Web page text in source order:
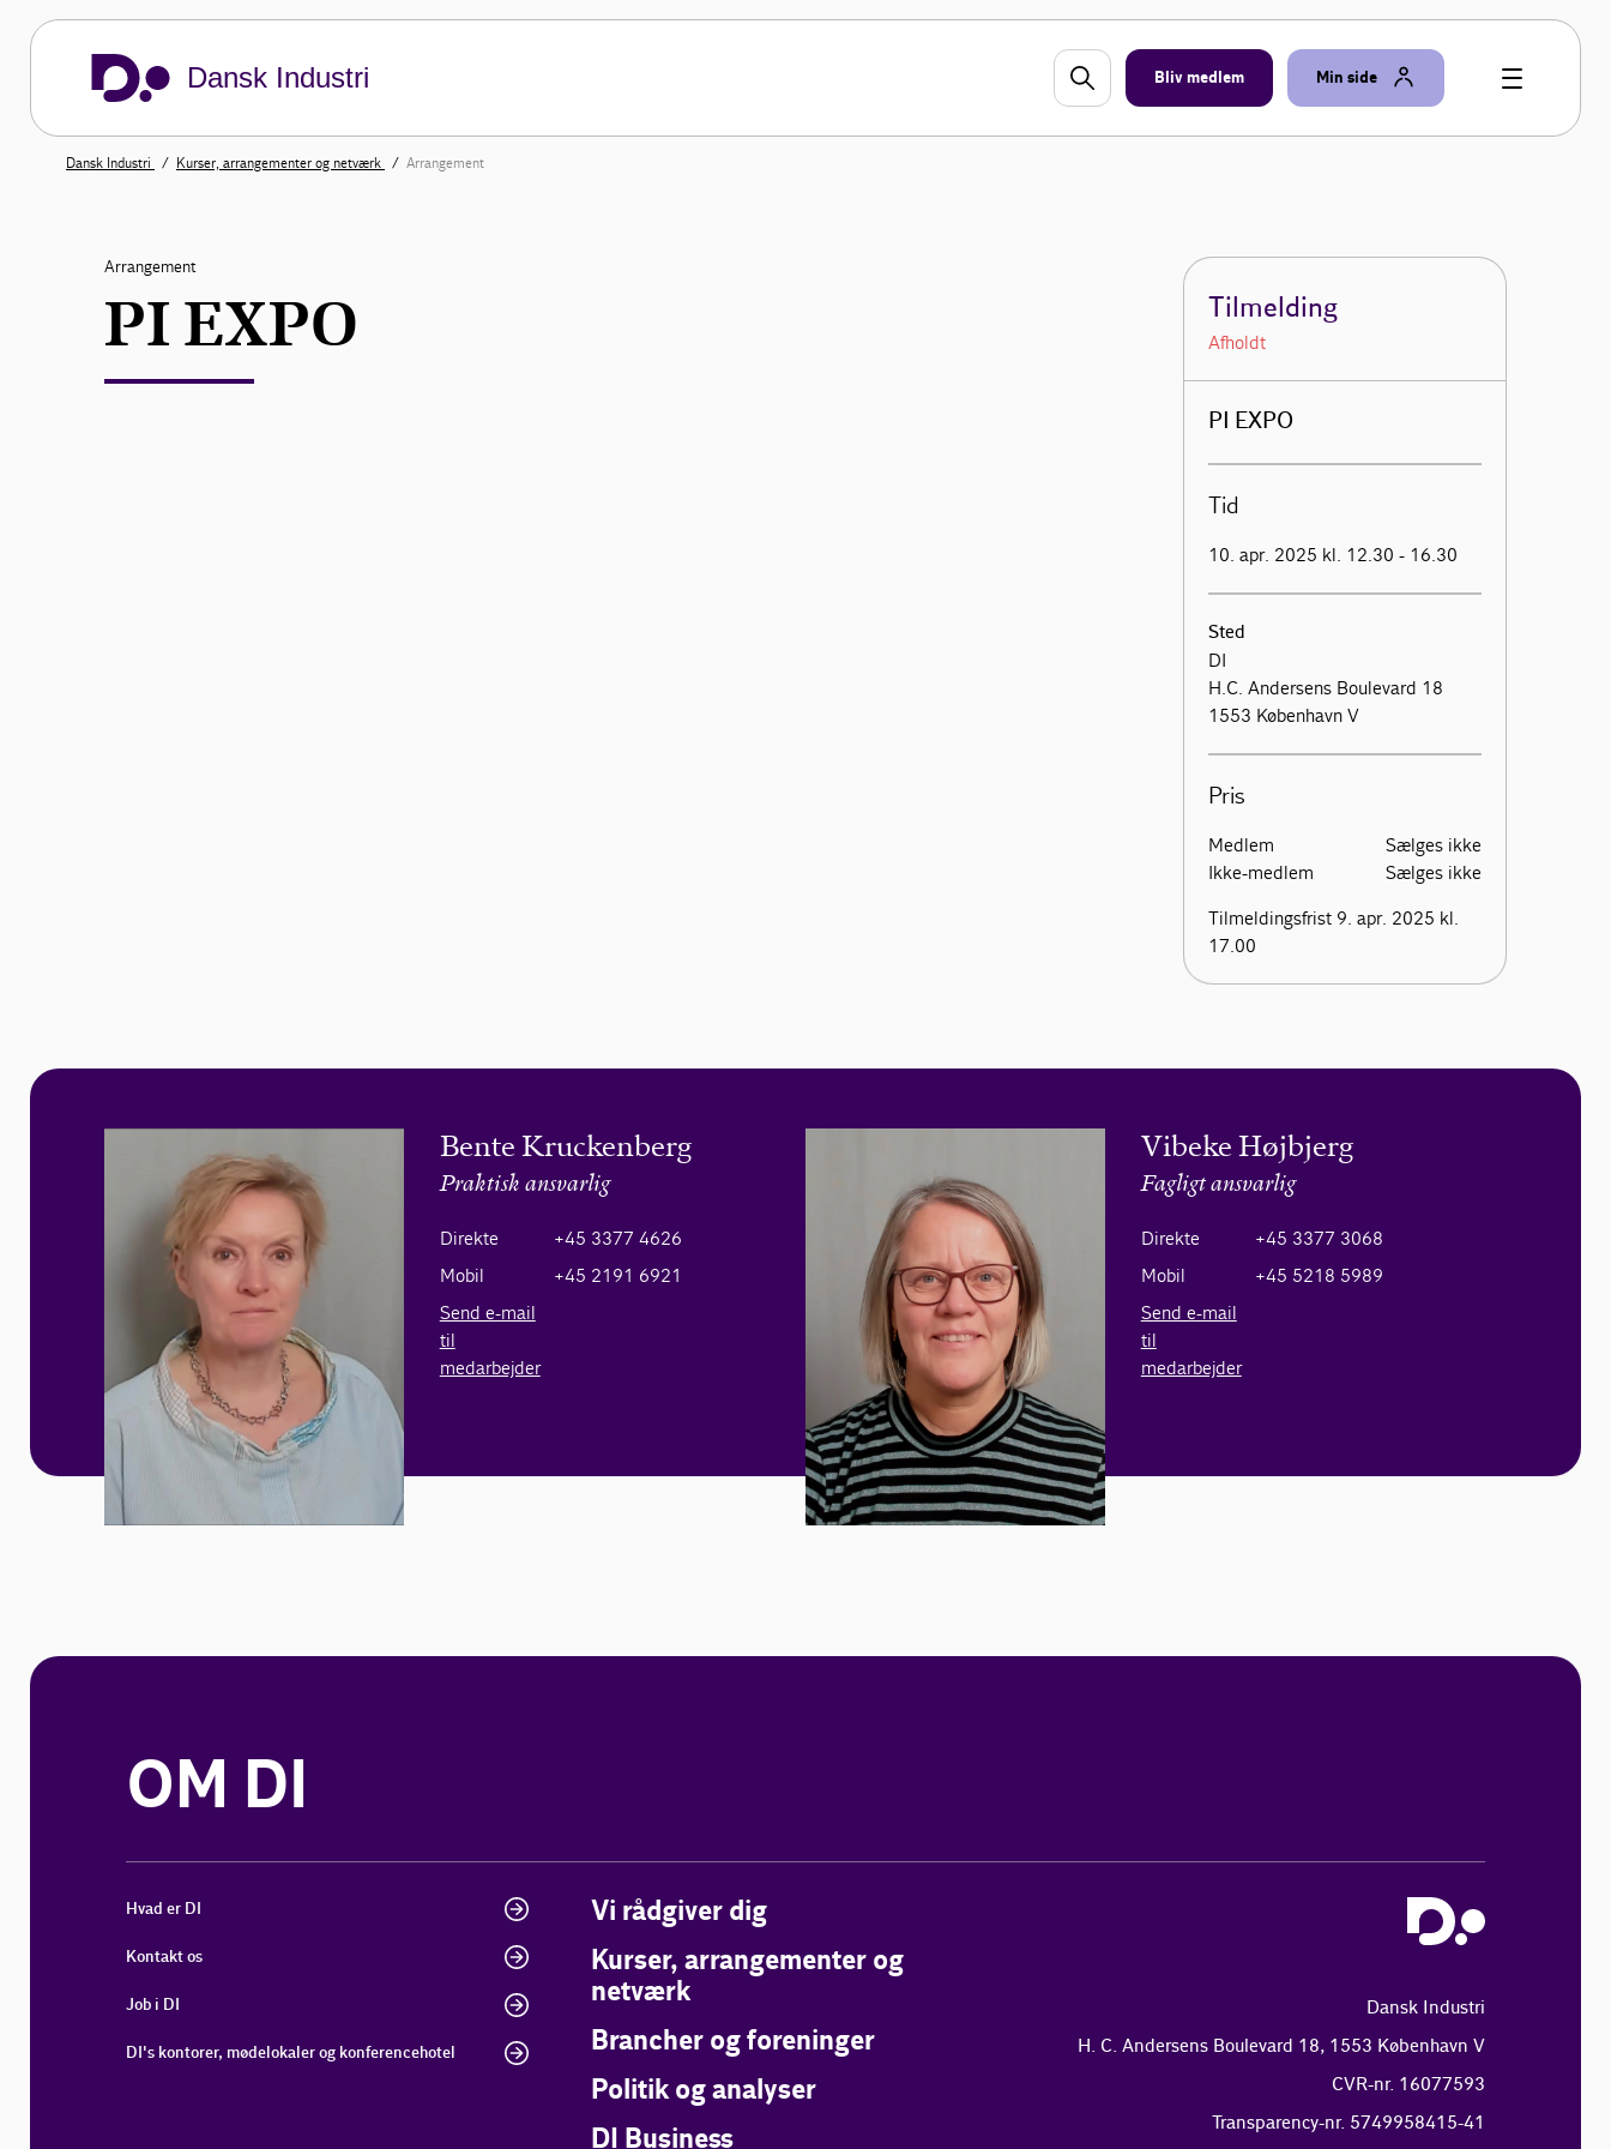
Dansk Industri Bliv medlem Min side
Dansk Industri Kurser, arrangementer og netværk Arrangement
Arrangement
PI EXPO Tilmelding
Afholdt
PI EXPO
Tid
10. apr. 2025 kl. 12.30 - 16.30
Sted
DI
H.C. Andersens Boulevard 18
1553 København V
Pris
Medlem
Sælges ikke
Ikke-medlem
Sælges ikke
Tilmeldingsfrist 9. apr. 2025 kl.
17.00
Bente Kruckenberg
Praktisk ansvarlig
Direkte
+45 3377 4626
Mobil
+45 2191 6921
Send e-mail
til
medarbejder
Vibeke Højbjerg
Fagligt ansvarlig
Direkte
+45 3377 3068
Mobil
+45 5218 5989
Send e-mail
til
medarbejder
OM DI
Hvad er DI
Kontakt os
Job i DI
DI's kontorer, mødelokaler og konferencehotel
Vi rådgiver dig
Kurser, arrangementer og
netværk
Brancher og foreninger
Politik og analyser
DI Business
Dansk Industri
H. C. Andersens Boulevard 18, 1553 København V
CVR-nr. 16077593
Transparency-nr. 5749958415-41